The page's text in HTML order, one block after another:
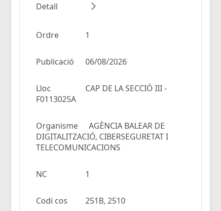
Detall
Ordre 1
Publicació 06/08/2026
Lloc
CAP DE LA SECCIÓ III -
F0113025A
Organisme
AGÈNCIA BALEAR DE
DIGITALITZACIÓ, CIBERSEGURETAT I
TELECOMUNICACIONS
NC 1
Codi cos 251B, 2510